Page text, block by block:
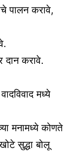
पालन करावे,
करावे.
मध्ये
मनामध्ये कोणते
सुद्धा बोलू